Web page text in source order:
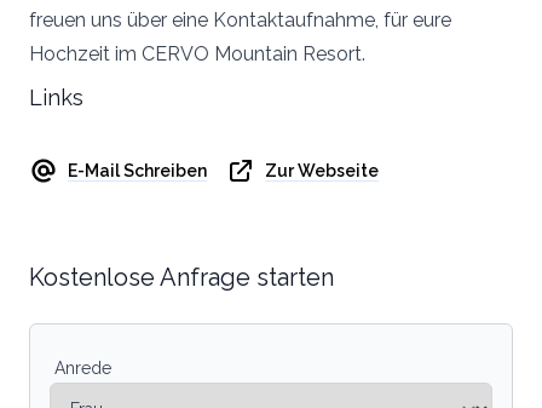
freuen uns über eine Kontaktaufnahme, für eure
Hochzeit im CERVO Mountain Resort.
Links
E-Mail Schreiben Zur Webseite
Kostenlose Anfrage starten
Anrede